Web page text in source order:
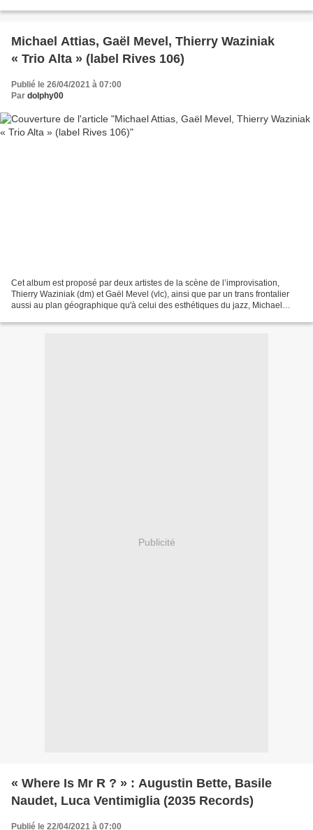
Michael Attias, Gaël Mevel, Thierry Waziniak
« Trio Alta » (label Rives 106)
Publié le 26/04/2021 à 07:00
Par dolphy00
Cet album est proposé par deux artistes de la scène de l’improvisation,
Thierry Waziniak (dm) et Gaël Mevel (vlc), ainsi que par un trans frontalier
aussi au plan géographique qu'à celui des esthétiques du jazz, Michael
Publicité
« Where Is Mr R ? » : Augustin Bette, Basile
Naudet, Luca Ventimiglia (2035 Records)
Publié le 22/04/2021 à 07:00